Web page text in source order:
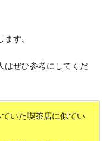
す。
はぜひ参考にしてくだ
いた喫茶店に似てい